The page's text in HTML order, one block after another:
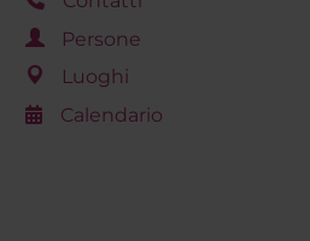
Persone
Luoghi
Calendario